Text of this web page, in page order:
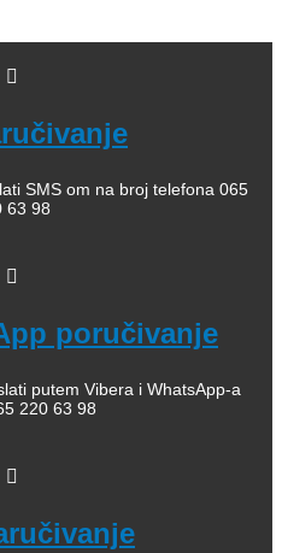
SMS om na broj telefona 065
63 98
poručivanje
putem Vibera i WhatsApp-a
220 63 98